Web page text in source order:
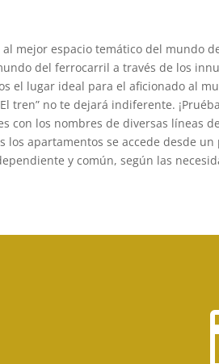
al mejor espacio temático del
del ferrocarril a través de los
el lugar ideal para el aficionado al
tren” no te dejará indiferente.
con los nombres de diversas líneas
los apartamentos se accede desde
y común, según las